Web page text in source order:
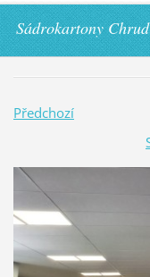
Sádrokartony
Předchozí